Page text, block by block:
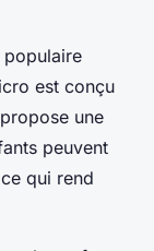
est conçu
une
peuvent
qui rend